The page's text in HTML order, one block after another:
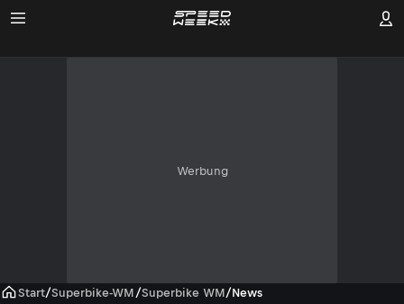
Werbung
Start/Superbike-WM /Superbike WM/News